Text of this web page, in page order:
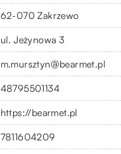
62-070 Zakrzewo
ul. Jeżynowa 3
m.mursztyn@bearmet.pl
48795501134
https://bearmet.pl
7811604209